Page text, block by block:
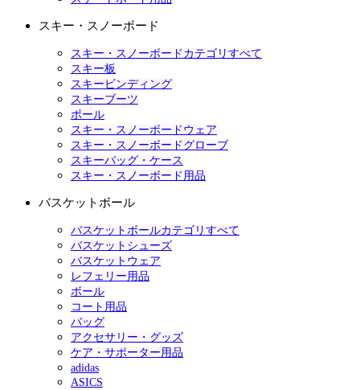
スキー・スノーボード
スキー・スノーボードカテゴリすべて
スキー板
スキービンディング
スキーブーツ
ポール
スキー・スノーボードウェア
スキー・スノーボードグローブ
スキーバッグ・ケース
スキー・スノーボード用品
バスケットボール
バスケットボールカテゴリすべて
バスケットシューズ
バスケットウェア
レフェリー用品
ボール
コート用品
バッグ
アクセサリー・グッズ
ケア・サポーター用品
adidas
ASICS